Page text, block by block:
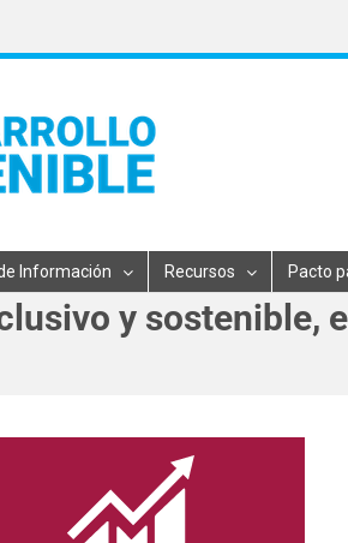
Información Recursos Pacto
y sostenible,